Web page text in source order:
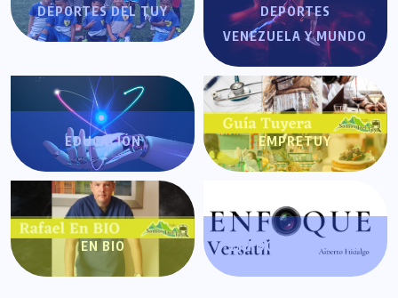
DEPORTES DEL TUY
DEPORTES
VENEZUELA Y MUNDO
EDUCACIÓN EMPRETUY
EN BIO ENFOQUE VERSÁTIL